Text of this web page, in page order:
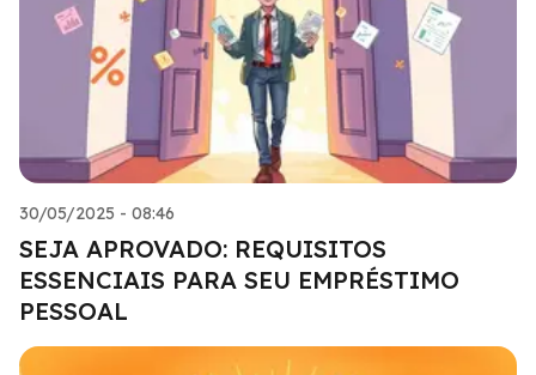
30/05/2025 - 08:46
SEJA APROVADO: REQUISITOS
ESSENCIAIS PARA SEU EMPRÉSTIMO
PESSOAL